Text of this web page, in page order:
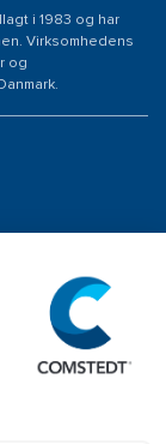
i 1983 og har
Virksomhedens
og